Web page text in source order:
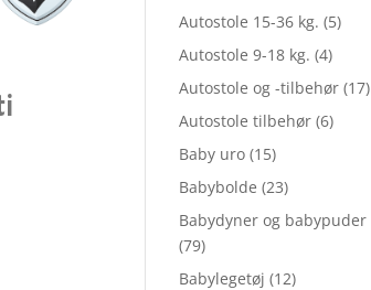
Autostole 15-36 kg. (5)
Autostole 9-18 kg. (4)
Autostole og -tilbehør (17)
Autostole tilbehør (6)
Baby uro (15)
Babybolde (23)
Babydyner og babypuder
(79)
Babylegetøj (12)